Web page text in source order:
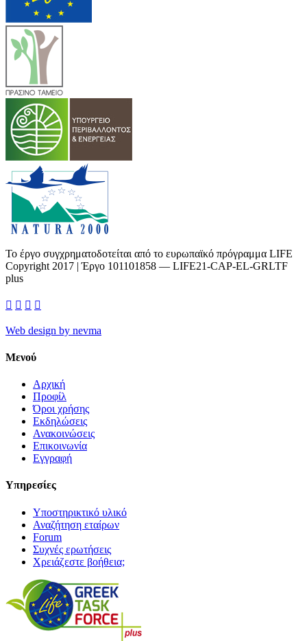
Το έργο συγχρηματοδοτείται από το ευρωπαϊκό πρόγραμμα LIFE
Copyright 2017 | Έργο 101101858 — LIFE21-CAP-EL-GRLTF
plus
   
Web design by nevma
Μενού
Αρχική
Προφίλ
Όροι χρήσης
Εκδηλώσεις
Ανακοινώσεις
Επικοινωνία
Εγγραφή
Υπηρεσίες
Υποστηρικτικό υλικό
Αναζήτηση εταίρων
Forum
Συχνές ερωτήσεις
Χρειάζεστε βοήθεια;